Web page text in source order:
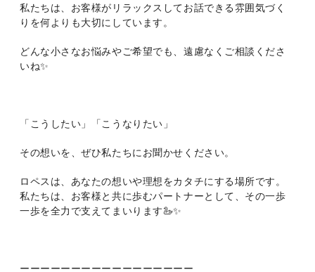
私たちは、お客様がリラックスしてお話できる雰囲気づく
りを何よりも大切にしています。
どんな小さなお悩みやご希望でも、遠慮なくご相談くださ
いね✨
「こうしたい」「こうなりたい」
その想いを、ぜひ私たちにお聞かせください。
ロペスは、あなたの想いや理想をカタチにする場所です。
私たちは、お客様と共に歩むパートナーとして、その一歩
一歩を全力で支えてまいります🦢✨
ーーーーーーーーーーーーーーーーー